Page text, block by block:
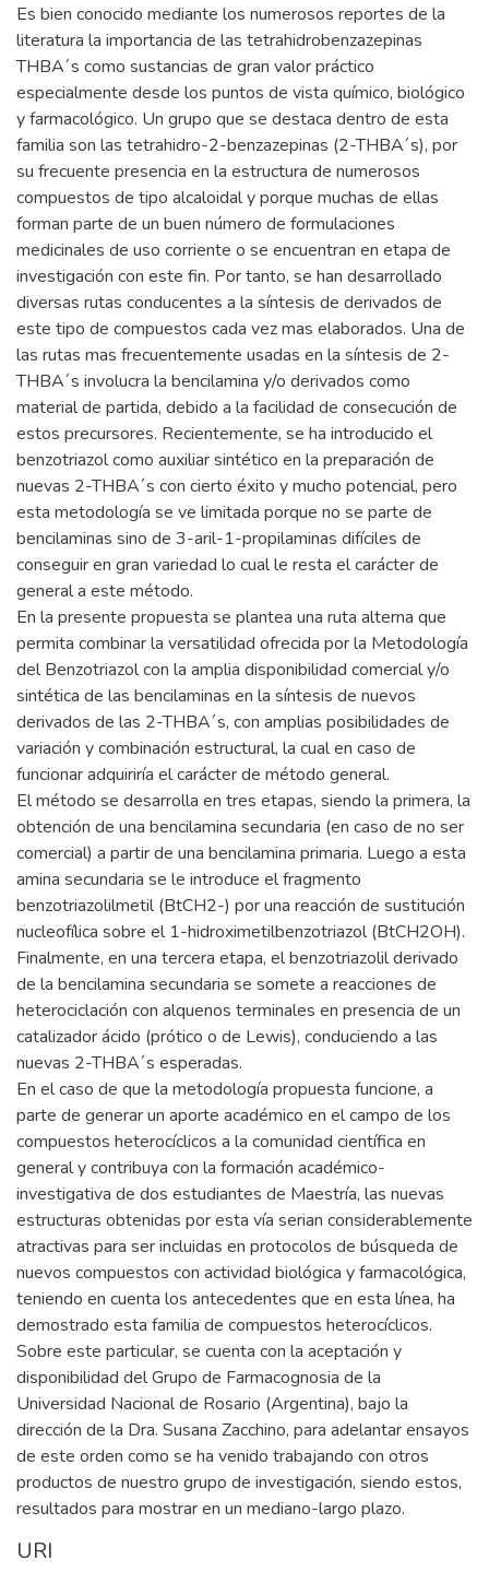
Es bien conocido mediante los numerosos reportes de la
literatura la importancia de las tetrahidrobenzazepinas
THBA´s como sustancias de gran valor práctico
especialmente desde los puntos de vista químico, biológico
y farmacológico. Un grupo que se destaca dentro de esta
familia son las tetrahidro-2-benzazepinas (2-THBA´s), por
su frecuente presencia en la estructura de numerosos
compuestos de tipo alcaloidal y porque muchas de ellas
forman parte de un buen número de formulaciones
medicinales de uso corriente o se encuentran en etapa de
investigación con este fin. Por tanto, se han desarrollado
diversas rutas conducentes a la síntesis de derivados de
este tipo de compuestos cada vez mas elaborados. Una de
las rutas mas frecuentemente usadas en la síntesis de 2-
THBA´s involucra la bencilamina y/o derivados como
material de partida, debido a la facilidad de consecución de
estos precursores. Recientemente, se ha introducido el
benzotriazol como auxiliar sintético en la preparación de
nuevas 2-THBA´s con cierto éxito y mucho potencial, pero
esta metodología se ve limitada porque no se parte de
bencilaminas sino de 3-aril-1-propilaminas difíciles de
conseguir en gran variedad lo cual le resta el carácter de
general a este método.
En la presente propuesta se plantea una ruta alterna que
permita combinar la versatilidad ofrecida por la Metodología
del Benzotriazol con la amplia disponibilidad comercial y/o
sintética de las bencilaminas en la síntesis de nuevos
derivados de las 2-THBA´s, con amplias posibilidades de
variación y combinación estructural, la cual en caso de
funcionar adquiriría el carácter de método general.
El método se desarrolla en tres etapas, siendo la primera, la
obtención de una bencilamina secundaria (en caso de no ser
comercial) a partir de una bencilamina primaria. Luego a esta
amina secundaria se le introduce el fragmento
benzotriazolilmetil (BtCH2-) por una reacción de sustitución
nucleofílica sobre el 1-hidroximetilbenzotriazol (BtCH2OH).
Finalmente, en una tercera etapa, el benzotriazolil derivado
de la bencilamina secundaria se somete a reacciones de
heterociclación con alquenos terminales en presencia de un
catalizador ácido (prótico o de Lewis), conduciendo a las
nuevas 2-THBA´s esperadas.
En el caso de que la metodología propuesta funcione, a
parte de generar un aporte académico en el campo de los
compuestos heterocíclicos a la comunidad científica en
general y contribuya con la formación académico-
investigativa de dos estudiantes de Maestría, las nuevas
estructuras obtenidas por esta vía serian considerablemente
atractivas para ser incluidas en protocolos de búsqueda de
nuevos compuestos con actividad biológica y farmacológica,
teniendo en cuenta los antecedentes que en esta línea, ha
demostrado esta familia de compuestos heterocíclicos.
Sobre este particular, se cuenta con la aceptación y
disponibilidad del Grupo de Farmacognosia de la
Universidad Nacional de Rosario (Argentina), bajo la
dirección de la Dra. Susana Zacchino, para adelantar ensayos
de este orden como se ha venido trabajando con otros
productos de nuestro grupo de investigación, siendo estos,
resultados para mostrar en un mediano-largo plazo.
URI